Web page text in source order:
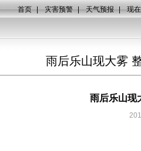
首页 | 灾害预警 | 天气预报 | 现
雨后乐山现大雾
雨后乐山现